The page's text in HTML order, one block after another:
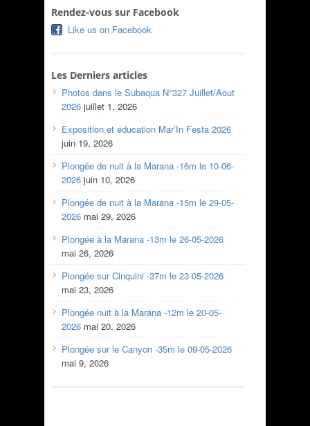
Rendez-vous sur Facebook
Like us on Facebook
Les Derniers articles
Photos dans le Subaqua N°327 Juillet/Aout
2026 juillet 1, 2026
Exposition et éducation Mar’In Festa 2026
juin 19, 2026
Plongée de nuit à la Marana -16m le 10-06-
2026 juin 10, 2026
Plongée de nuit à la Marana -15m le 29-05-
2026 mai 29, 2026
Plongée à la Marana -13m le 26-05-2026
mai 26, 2026
Plongée sur Cinquini -37m le 23-05-2026
mai 23, 2026
Plongée nuit à la Marana -12m le 20-05-
2026 mai 20, 2026
Plongée sur le Canyon -35m le 09-05-2026
mai 9, 2026